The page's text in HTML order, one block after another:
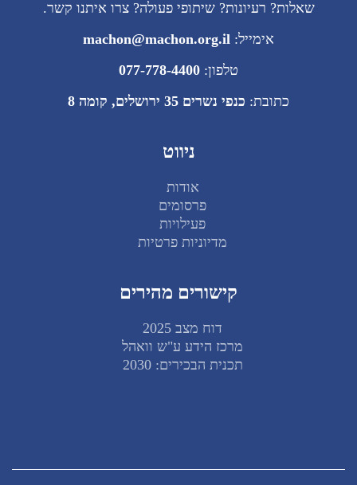
שאלות? רעיונות? שיתופי פעולה? צרו איתנו קשר.
אימייל: machon@machon.org.il
טלפון: 077-778-4400
כתובת: כנפי נשרים 35 ירושלים, קומה 8
ניווט
אודות
פרסומים
פעילויות
מדיוניות פרטיות
קישורים מהירים
דוח מצב 2025
מרכז הידע ע"ש וואהל
תכנית הבכירים: 2030